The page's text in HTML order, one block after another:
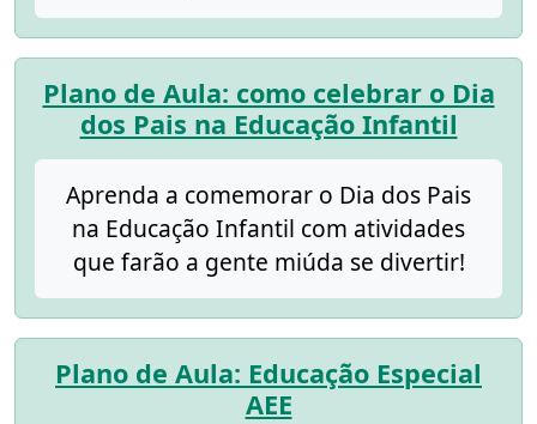
Plano de Aula: como celebrar o Dia
dos Pais na Educação Infantil
Aprenda a comemorar o Dia dos Pais
na Educação Infantil com atividades
que farão a gente miúda se divertir!
Plano de Aula: Educação Especial
AEE